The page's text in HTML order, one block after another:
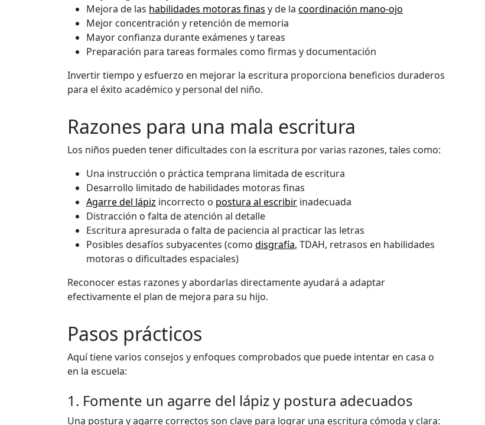
Mejora de las habilidades motoras finas y de la coordinación mano-ojo
Mejor concentración y retención de memoria
Mayor confianza durante exámenes y tareas
Preparación para tareas formales como firmas y documentación
Invertir tiempo y esfuerzo en mejorar la escritura proporciona beneficios duraderos
para el éxito académico y personal del niño.
Razones para una mala escritura
Los niños pueden tener dificultades con la escritura por varias razones, tales como:
Una instrucción o práctica temprana limitada de escritura
Desarrollo limitado de habilidades motoras finas
Agarre del lápiz incorrecto o postura al escribir inadecuada
Distracción o falta de atención al detalle
Escritura apresurada o falta de paciencia al practicar las letras
Posibles desafíos subyacentes (como disgrafía, TDAH, retrasos en habilidades
motoras o dificultades espaciales)
Reconocer estas razones y abordarlas directamente ayudará a adaptar
efectivamente el plan de mejora para su hijo.
Pasos prácticos
Aquí tiene varios consejos y enfoques comprobados que puede intentar en casa o
en la escuela:
1. Fomente un agarre del lápiz y postura adecuados
Una postura y agarre correctos son clave para lograr una escritura cómoda y clara: